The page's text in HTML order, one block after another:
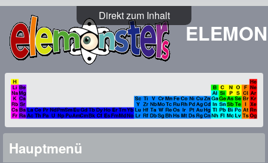
Direkt zum Inhalt
Hauptmenü